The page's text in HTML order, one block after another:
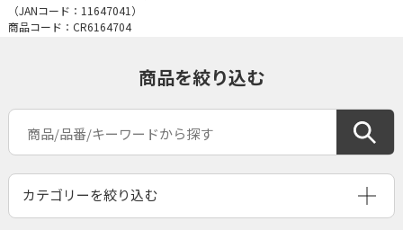
（JANコード： 11647041 ）
商品コード：CR6164704
商品を絞り込む